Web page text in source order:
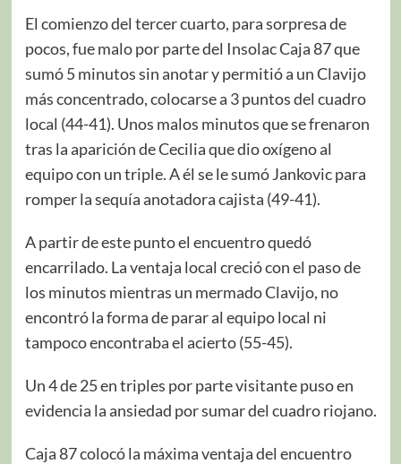
El comienzo del tercer cuarto, para sorpresa de
pocos, fue malo por parte del Insolac Caja 87 que
sumó 5 minutos sin anotar y permitió a un Clavijo
más concentrado, colocarse a 3 puntos del cuadro
local (44-41). Unos malos minutos que se frenaron
tras la aparición de Cecilia que dio oxígeno al
equipo con un triple. A él se le sumó Jankovic para
romper la sequía anotadora cajista (49-41).
A partir de este punto el encuentro quedó
encarrilado. La ventaja local creció con el paso de
los minutos mientras un mermado Clavijo, no
encontró la forma de parar al equipo local ni
tampoco encontraba el acierto (55-45).
Un 4 de 25 en triples por parte visitante puso en
evidencia la ansiedad por sumar del cuadro riojano.
Caja 87 colocó la máxima ventaja del encuentro